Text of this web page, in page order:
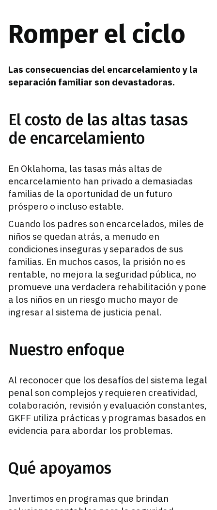
Romper el ciclo
Las consecuencias del encarcelamiento y la
separación familiar son devastadoras.
El costo de las altas tasas
de encarcelamiento
En Oklahoma, las tasas más altas de
encarcelamiento han privado a demasiadas
familias de la oportunidad de un futuro
próspero o incluso estable.
Cuando los padres son encarcelados, miles de
niños se quedan atrás, a menudo en
condiciones inseguras y separados de sus
familias. En muchos casos, la prisión no es
rentable, no mejora la seguridad pública, no
promueve una verdadera rehabilitación y pone
a los niños en un riesgo mucho mayor de
ingresar al sistema de justicia penal.
Nuestro enfoque
Al reconocer que los desafíos del sistema legal
penal son complejos y requieren creatividad,
colaboración, revisión y evaluación constantes,
GKFF utiliza prácticas y programas basados en
evidencia para abordar los problemas.
Qué apoyamos
Invertimos en programas que brindan